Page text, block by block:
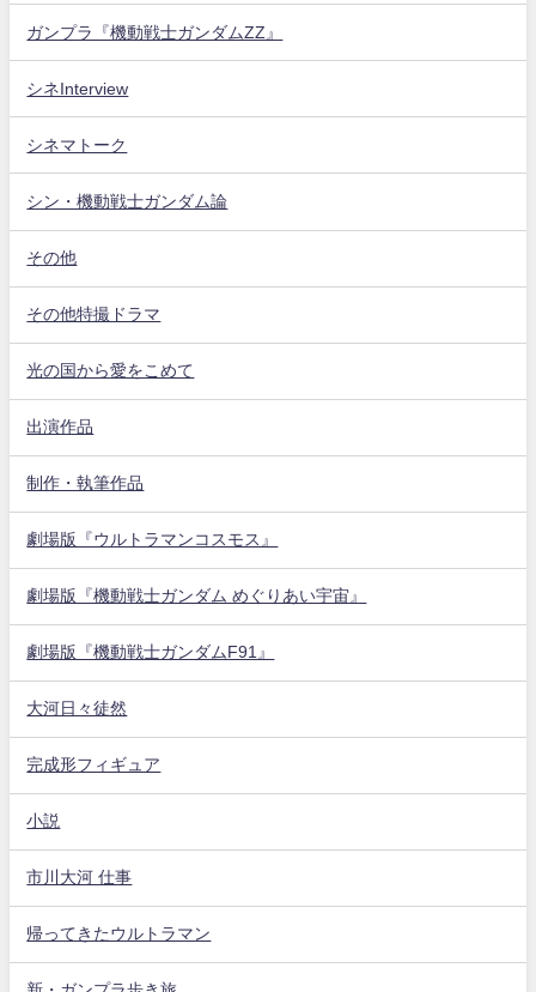
ガンプラ『機動戦士ガンダムZZ』
シネInterview
シネマトーク
シン・機動戦士ガンダム論
その他
その他特撮ドラマ
光の国から愛をこめて
出演作品
制作・執筆作品
劇場版『ウルトラマンコスモス』
劇場版『機動戦士ガンダム めぐりあい宇宙』
劇場版『機動戦士ガンダムF91』
大河日々徒然
完成形フィギュア
小説
市川大河 仕事
帰ってきたウルトラマン